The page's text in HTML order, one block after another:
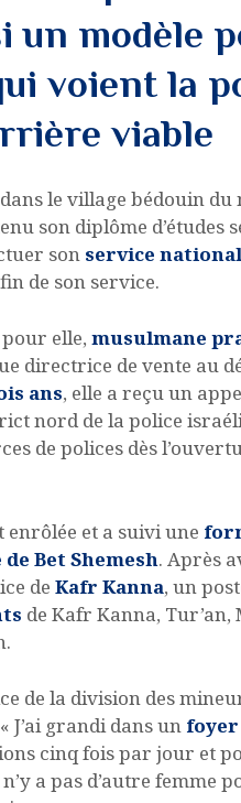
un modèle
voient la
viable
le village bédouin du
son diplôme d’études
son service national
de son service.
pour elle, musulmane
directrice de vente au
ans, elle a reçu un
nord de la police
de polices dès
enrôlée et a suivi une
Bet Shemesh. Après
de Kafr Kanna, un
de Kafr Kanna, Tur’an,
de la division des
J’ai grandi dans un
cinq fois par jour et
a pas d’autre femme